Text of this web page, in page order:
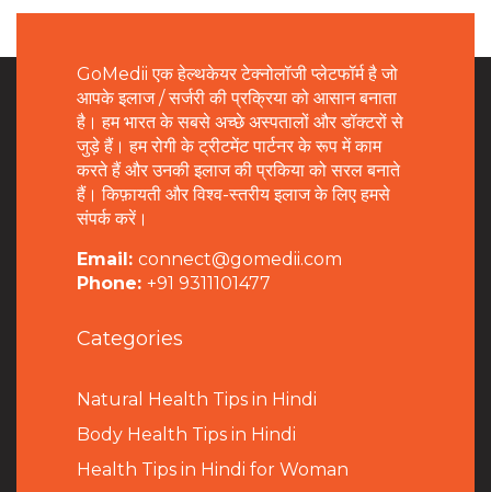
GoMedii एक हेल्थकेयर टेक्नोलॉजी प्लेटफॉर्म है जो
आपके इलाज / सर्जरी की प्रक्रिया को आसान बनाता
है। हम भारत के सबसे अच्छे अस्पतालों और डॉक्टरों से
जुड़े हैं। हम रोगी के ट्रीटमेंट पार्टनर के रूप में काम
करते हैं और उनकी इलाज की प्रकिया को सरल बनाते
हैं। किफ़ायती और विश्व-स्तरीय इलाज के लिए हमसे
संपर्क करें।
Email: connect@gomedii.com
Phone: +91 9311101477
Categories
Natural Health Tips in Hindi
Body Health Tips in Hindi
Health Tips in Hindi for Woman